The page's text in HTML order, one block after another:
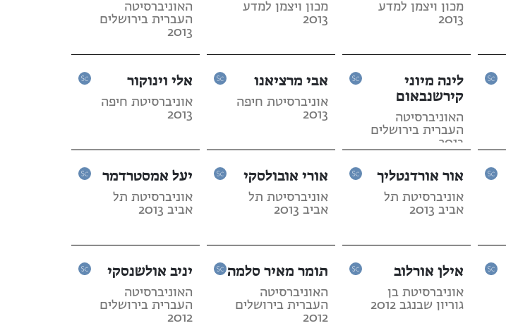
מכון ויצמן למדע
2013
מכון ויצמן למדע
2013
האוניברסיטה
העברית בירושלים
2013
לינה מיוני
קירשנבאום
האוניברסיטה
העברית בירושלים
2013
אבי מרציאנו
אוניברסיטת חיפה
2013
אלי וינוקור
אוניברסיטת חיפה
2013
אור אורדנטליך
אוניברסיטת תל
אביב 2013
אורי אובולסקי
אוניברסיטת תל
אביב 2013
יעל אמסטרדמר
אוניברסיטת תל
אביב 2013
אילן אורלוב
אוניברסיטת בן
גוריון שבנגב 2012
תומר מאיר סלמה
האוניברסיטה
העברית בירושלים
2012
יניב אולשנסקי
האוניברסיטה
העברית בירושלים
2012